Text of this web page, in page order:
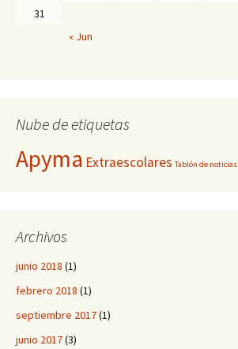
31
« Jun
Nube de etiquetas
Apyma Extraescolares Tablón de noticias
Archivos
junio 2018 (1)
febrero 2018 (1)
septiembre 2017(1)
junio 2017(3)